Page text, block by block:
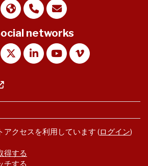
networks
アクセスを利用しています (ログイン)
得する
チする